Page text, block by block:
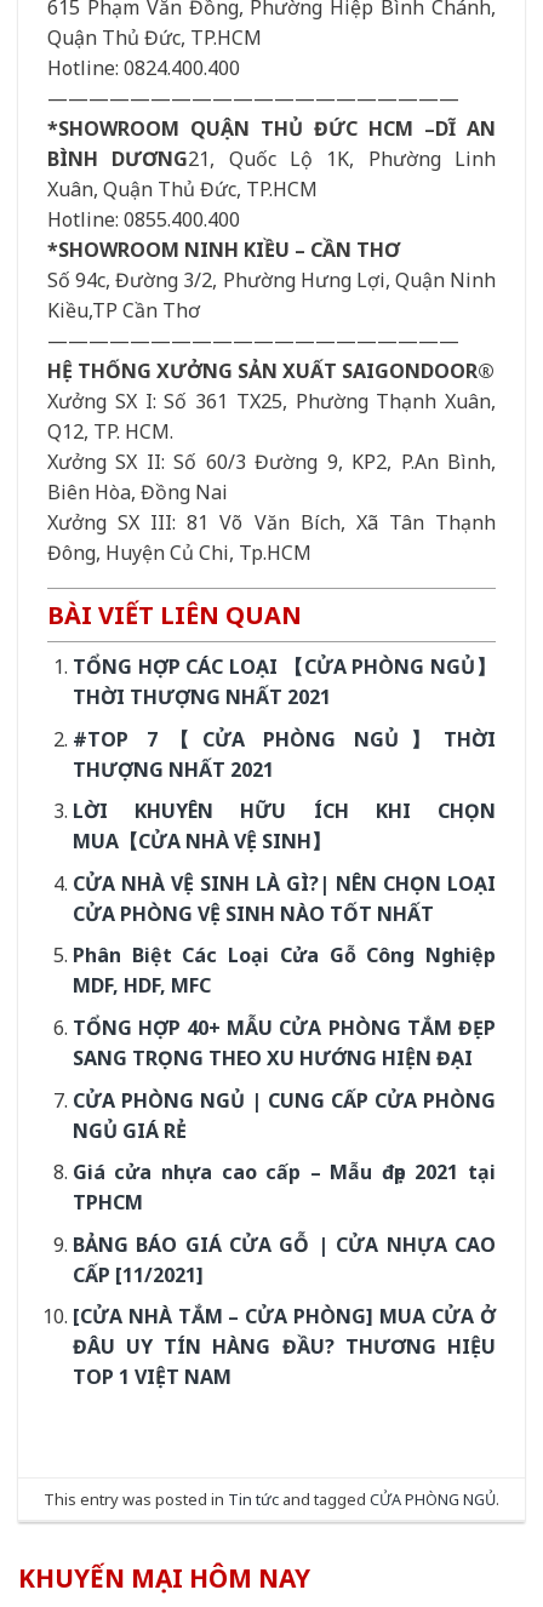
615 Phạm Văn Đồng, Phường Hiệp Bình Chánh,
Quận Thủ Đức, TP.HCM
Hotline: 0824.400.400
————————————————————
*SHOWROOM QUẬN THỦ ĐỨC HCM –DĨ AN
BÌNH DƯƠNG21, Quốc Lộ 1K, Phường Linh
Xuân, Quận Thủ Đức, TP.HCM
Hotline: 0855.400.400
*SHOWROOM NINH KIỀU – CẦN THƠ
Số 94c, Đường 3/2, Phường Hưng Lợi, Quận Ninh
Kiều,TP Cần Thơ
————————————————————
HỆ THỐNG XƯỞNG SẢN XUẤT SAIGONDOOR®
Xưởng SX I: Số 361 TX25, Phường Thạnh Xuân,
Q12, TP. HCM.
Xưởng SX II: Số 60/3 Đường 9, KP2, P.An Bình,
Biên Hòa, Đồng Nai
Xưởng SX III: 81 Võ Văn Bích, Xã Tân Thạnh
Đông, Huyện Củ Chi, Tp.HCM
BÀI VIẾT LIÊN QUAN
TỔNG HỢP CÁC LOẠI 【CỬA PHÒNG NGỦ】
THỜI THƯỢNG NHẤT 2021
#TOP 7【CỬA PHÒNG NGỦ】THỜI
THƯỢNG NHẤT 2021
LỜI KHUYÊN HỮU ÍCH KHI CHỌN
MUA【CỬA NHÀ VỆ SINH】
CỬA NHÀ VỆ SINH LÀ GÌ?| NÊN CHỌN LOẠI
CỬA PHÒNG VỆ SINH NÀO TỐT NHẤT
Phân Biệt Các Loại Cửa Gỗ Công Nghiệp
MDF, HDF, MFC
TỔNG HỢP 40+ MẪU CỬA PHÒNG TẮM ĐẸP
SANG TRỌNG THEO XU HƯỚNG HIỆN ĐẠI
CỬA PHÒNG NGỦ | CUNG CẤP CỬA PHÒNG
NGỦ GIÁ RẺ
Giá cửa nhựa cao cấp – Mẫu đẹp 2021 tại
TPHCM
BẢNG BÁO GIÁ CỬA GỖ | CỬA NHỰA CAO
CẤP [11/2021]
[CỬA NHÀ TẮM – CỬA PHÒNG] MUA CỬA Ở
ĐÂU UY TÍN HÀNG ĐẦU? THƯƠNG HIỆU
TOP 1 VIỆT NAM
This entry was posted in Tin tức and tagged CỬA PHÒNG NGỦ.
KHUYẾN MẠI HÔM NAY